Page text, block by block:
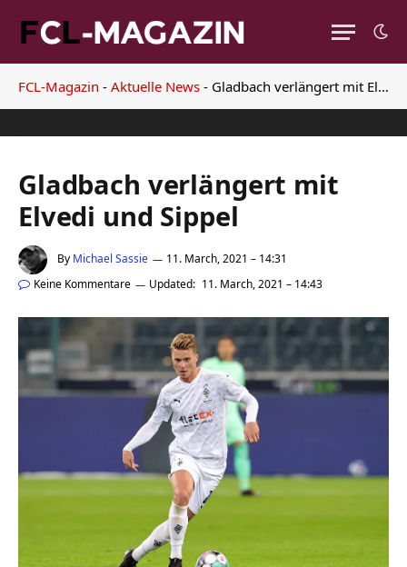
FCL-Magazin - Aktuelle News - Gladbach verlängert mit Elvedi und Sippel
Gladbach verlängert mit
Elvedi und Sippel
By Michael Sassie
11. March, 2021 – 14:31
Keine Kommentare
Updated: 11. March, 2021 – 14:43